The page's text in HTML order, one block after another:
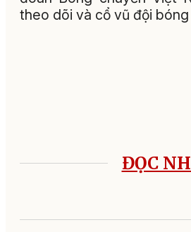
theo dõi và cổ vũ đội bóng
ĐỌC